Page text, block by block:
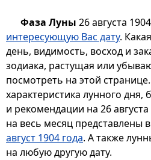
Фаза Луны 26 августа
интересующую Вас дату.
день, видимость, восход и
зодиака, растущая или
посмотреть на этой
характеристика лунного
и рекомендации на 26
на весь месяц представлены в
август 1904 года. А также
на любую другую дату.